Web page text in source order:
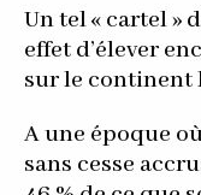
Un tel « cartel »
effet d’élever
sur le continent
A une époque
sans cesse